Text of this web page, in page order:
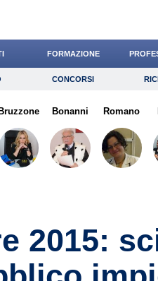
FORMAZIONE
Concorsi
Diritto
CONCORSI
Bruzzone Bonanni Romano
2015: